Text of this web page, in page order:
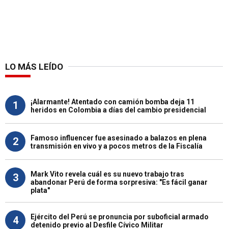
LO MÁS LEÍDO
1
¡Alarmante! Atentado con camión bomba deja 11
heridos en Colombia a días del cambio presidencial
2
Famoso influencer fue asesinado a balazos en plena
transmisión en vivo y a pocos metros de la Fiscalía
3
Mark Vito revela cuál es su nuevo trabajo tras
abandonar Perú de forma sorpresiva: "Es fácil ganar
plata"
4
Ejército del Perú se pronuncia por suboficial armado
detenido previo al Desfile Cívico Militar